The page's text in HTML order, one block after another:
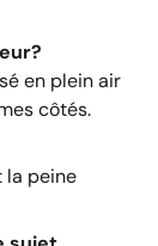
en plein air
côtés.
la peine